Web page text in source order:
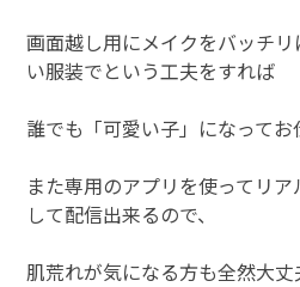
画面越し用にメイクをバッチ
い服装でという工夫をすれば
誰でも「可愛い子」になって
また専用のアプリを使ってリ
して配信出来るので、
肌荒れが気になる方も全然大